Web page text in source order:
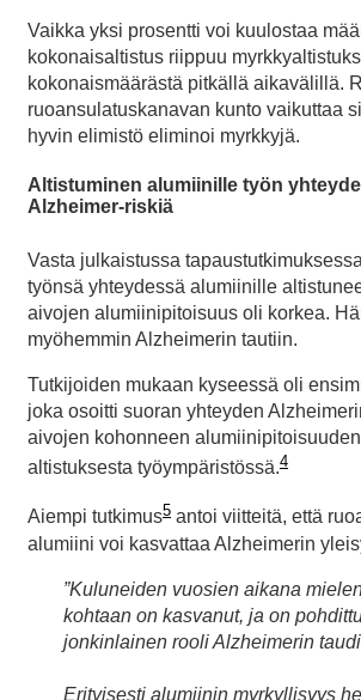
Vaikka yksi prosentti voi kuulostaa
kokonaisaltistus riippuu
kokonaismäärästä pitkällä aikavälillä.
ruoansulatuskanavan kunto vaikuttaa
hyvin elimistö eliminoi myrkkyjä.
Altistuminen alumiinille työn
Alzheimer-riskiä
Vasta julkaistussa tapaustutkimuksessa
työnsä yhteydessä alumiinille
aivojen alumiinipitoisuus oli korkea.
myöhemmin Alzheimerin tautiin.
Tutkijoiden mukaan kyseessä oli
joka osoitti suoran yhteyden
aivojen kohonneen
altistuksesta työympäristössä.4
Aiempi tutkimus5 antoi viitteitä, että
alumiini voi kasvattaa Alzheimerin
”Kuluneiden vuosien aikana
kohtaan on kasvanut, ja on
jonkinlainen rooli Alzheimerin
Erityisesti alumiinin myrkyllisyys